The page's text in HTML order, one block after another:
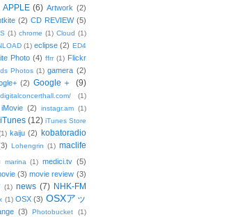
APPLE (6) Artwork (2)
(2) CD REVIEW (5)
(1) chrome (1) Cloud (1)
(1) eclipse (2) ED4
Photo (4) ffrr (1) Flickr
Photos (1) gamera (2)
(2) Google＋ (9)
(1)
iMovie (2) instagr.am (1)
iTunes (12) iTunes Store
kaiju (2)
kobatoradio
Lohengrin (1) maclife
marina (1) medici.tv (5)
(3) movie review (3)
(1) news (7) NHK-FM
(1) OSX (3) OSXアッ
(3) Photobucket
(1)